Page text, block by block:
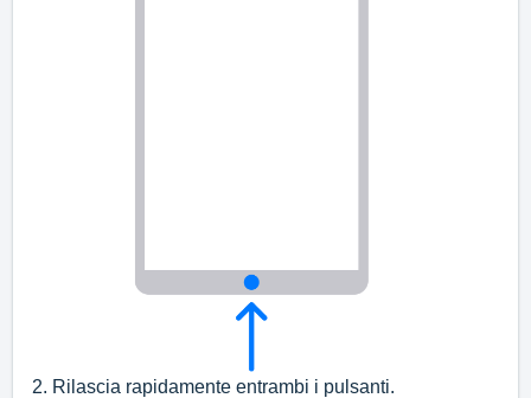
2. Rilascia rapidamente entrambi i pulsanti.